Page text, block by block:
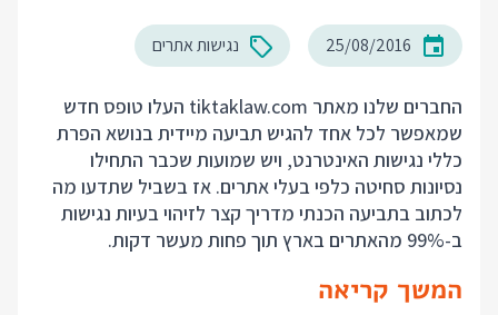
25/08/2016 נגישות אתרים
החברים שלנו מאתר tiktaklaw.com העלו טופס חדש
שמאפשר לכל אחד להגיש תביעה מיידית בנושא הפרת
כללי נגישות האינטרנט, ויש שמועות שכבר התחילו
נסיונות סחיטה כלפי בעלי אתרים. אז בשביל שתדעו מה
לכתוב בתביעה הכנתי מדריך קצר לזיהוי בעיות נגישות
ב-99% מהאתרים בארץ תוך פחות מעשר דקות.
המשך קריאה